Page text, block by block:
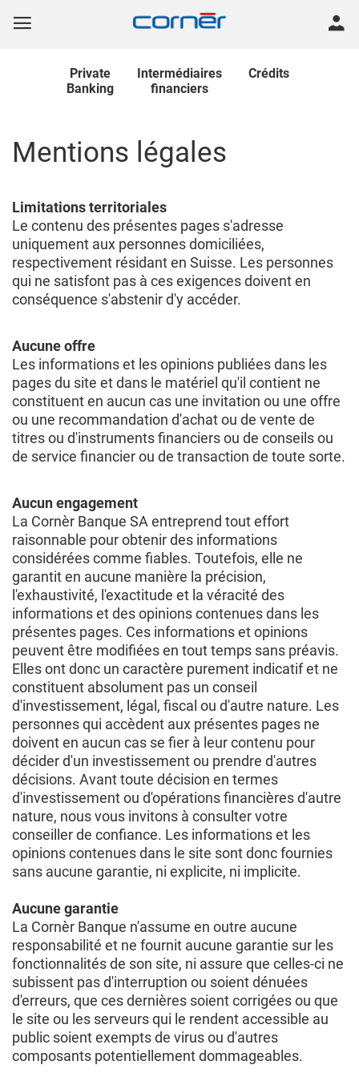
Private
Banking
Intermédiaires
financiers
Crédits
Mentions légales
Limitations territoriales
Le contenu des présentes pages s'adresse
uniquement aux personnes domiciliées,
respectivement résidant en Suisse. Les personnes
qui ne satisfont pas à ces exigences doivent en
conséquence s'abstenir d'y accéder.
Aucune offre
Les informations et les opinions publiées dans les
pages du site et dans le matériel qu'il contient ne
constituent en aucun cas une invitation ou une offre
ou une recommandation d'achat ou de vente de
titres ou d'instruments financiers ou de conseils ou
de service financier ou de transaction de toute sorte.
Aucun engagement
La Cornèr Banque SA entreprend tout effort
raisonnable pour obtenir des informations
considérées comme fiables. Toutefois, elle ne
garantit en aucune manière la précision,
l'exhaustivité, l'exactitude et la véracité des
informations et des opinions contenues dans les
présentes pages. Ces informations et opinions
peuvent être modifiées en tout temps sans préavis.
Elles ont donc un caractère purement indicatif et ne
constituent absolument pas un conseil
d'investissement, légal, fiscal ou d'autre nature. Les
personnes qui accèdent aux présentes pages ne
doivent en aucun cas se fier à leur contenu pour
décider d'un investissement ou prendre d'autres
décisions. Avant toute décision en termes
d'investissement ou d'opérations financières d'autre
nature, nous vous invitons à consulter votre
conseiller de confiance. Les informations et les
opinions contenues dans le site sont donc fournies
sans aucune garantie, ni explicite, ni implicite.
Aucune garantie
La Cornèr Banque n'assume en outre aucune
responsabilité et ne fournit aucune garantie sur les
fonctionnalités de son site, ni assure que celles-ci ne
subissent pas d'interruption ou soient dénuées
d'erreurs, que ces dernières soient corrigées ou que
le site ou les serveurs qui le rendent accessible au
public soient exempts de virus ou d'autres
composants potentiellement dommageables.